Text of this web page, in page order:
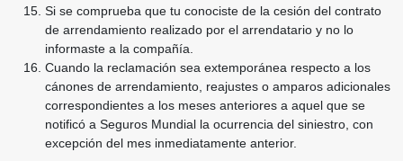
Si se comprueba que tu conociste de la cesión del contrato
de arrendamiento realizado por el arrendatario y no lo
informaste a la compañía.
Cuando la reclamación sea extemporánea respecto a los
cánones de arrendamiento, reajustes o amparos adicionales
correspondientes a los meses anteriores a aquel que se
notificó a Seguros Mundial la ocurrencia del siniestro, con
excepción del mes inmediatamente anterior.